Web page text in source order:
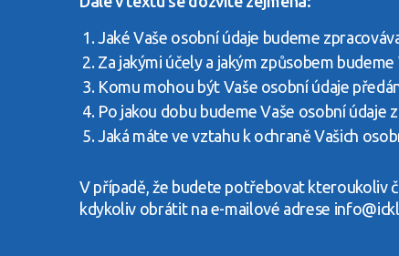
Jaké Vaše osobní údaje budeme
Za jakými účely a jakým způsobem
Komu mohou být Vaše osobní údaje
Po jakou dobu budeme Vaše osobní údaje
Jaká máte ve vztahu k ochraně Vašich
V případě, že budete potřebovat kteroukoliv
kdykoliv obrátit na e-mailové adrese